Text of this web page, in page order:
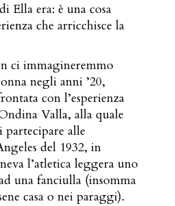
Ella era: è una cosa
che arricchisce la
ci immagineremmo
negli anni ’20,
con l’esperienza
Valla, alla quale
partecipare alle
del 1932, in
l’atletica leggera uno
una fanciulla (insomma
casa o nei paraggi).